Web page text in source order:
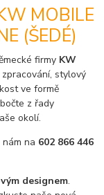
MOBILE
(ŠEDÉ)
firmy KW
stylový
ve formě
z řady
okolí.
na 602 866 446
designem.